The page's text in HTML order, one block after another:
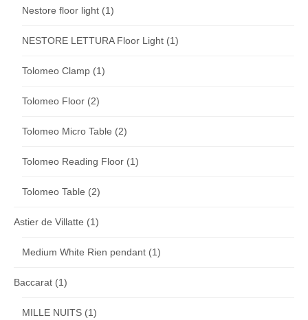
Nestore floor light (1)
NESTORE LETTURA Floor Light (1)
Tolomeo Clamp (1)
Tolomeo Floor (2)
Tolomeo Micro Table (2)
Tolomeo Reading Floor (1)
Tolomeo Table (2)
Astier de Villatte (1)
Medium White Rien pendant (1)
Baccarat (1)
MILLE NUITS (1)